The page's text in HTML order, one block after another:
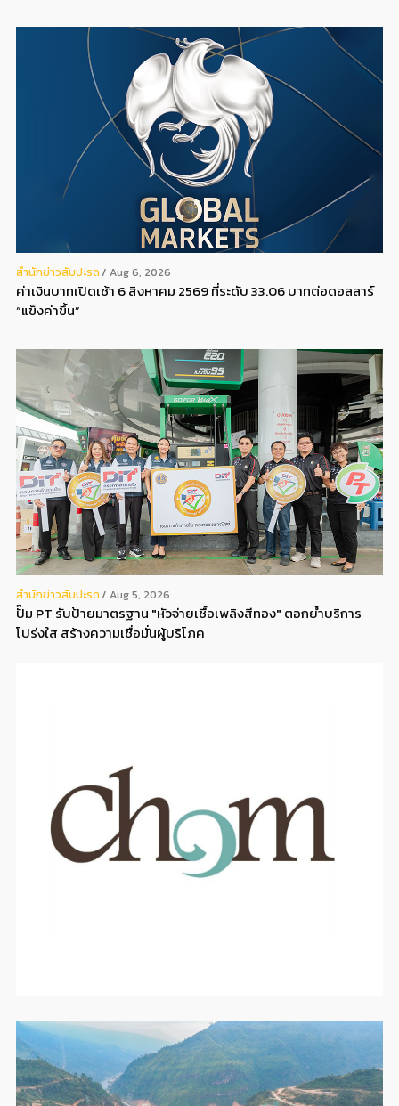
สํานักข่าวสับปะรด Aug 6, 2026
ค่าเงินบาทเปิดเช้า 6 สิงหาคม 2569 ที่ระดับ 33.06 บาทต่อดอลลาร์
“แข็งค่าขึ้น”
สํานักข่าวสับปะรด Aug 5, 2026
ปั๊ม PT รับป้ายมาตรฐาน "หัวจ่ายเชื้อเพลิงสีทอง" ตอกย้ำบริการ
โปร่งใส สร้างความเชื่อมั่นผู้บริโภค